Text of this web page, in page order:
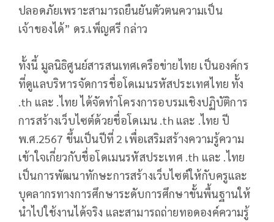
ปลอดภัยเพราะสามารถยืนยันตัวตนความเป็น
เจ้าของได้” ดร.เพ็ญศรี กล่าว
ทั้งนี้ มูลนิธิศูนย์สารสนเทศเครือข่ายไทย เป็นองค์กร
ที่ดูแลบริหารจัดการชื่อโดเมนรหัสประเทศไทย ทั้ง
.th และ .ไทย ได้จัดทำโครงการอบรมเชิงปฏิบัติการ
การสร้างเว็บไซต์ด้วยชื่อโดเมน .th และ .ไทย ปี
พ.ศ.2567 ขึ้นเป็นปีที่ 2 เพื่อเสริมสร้างความรู้ความ
เข้าใจเกี่ยวกับชื่อโดเมนรหัสประเทศ .th และ .ไทย
เป็นการพัฒนาทักษะการสร้างเว็บไซต์ให้กับครูและ
บุคลากรทางการศึกษาระดับการศึกษาขั้นพื้นฐานให้
นำไปใช้งานได้จริง และสามารถถ่ายทอดองค์ความรู้